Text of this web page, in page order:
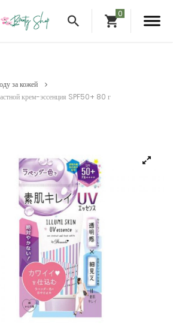
за кожей
крем-эссенция SPF50+ 80 г